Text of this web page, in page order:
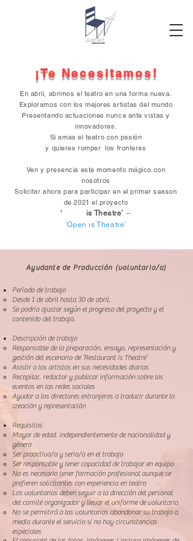
¡Te Necesitamos!
En abril, abrimos el teatro en una forma nueva.
Exploramos con los mejores artistas del mundo
Presentando actuaciones nunca ante vistas y
innovadores.
Si amas el teatro con pasión
y quieres romper los fronteras
Ven y presencia este momento mágico con
nosotros
Solicitar ahora para participar en el primer season
de 2021 el proyecto
‘ is Theatre’ --
‘Open is Theatre’
Ayudante de Producción (voluntario/a)
Período de trabajo
Desde 1 de abril hasta 30 de abril.
Se podría ajustar según el progreso del proyecto y el
contenido del trabajo.
Descripción de trabajo
Responsable de la preparación, ensayo, representación y
gestión del escenario de ’Restaurant is Theatre’
Asistir a los artistas en sus necesidades diarias
Recopilar, redactar y publicar información sobre los
eventos en las redes sociales
Ayudar a los directores extranjeros a traducir durante la
creación y representación
Requisitos
Mayor de edad, independientemente de nacionalidad y
género
Ser proactivo/a y serio/a en el trabajo
Ser responsable y tener capacidad de trabajar en equipo
No es necesario tener formación profesional aunque se
prefieren solicitantes con experiencia en teatro
Los voluntarios deben seguir a la dirección del personal
del comité organizador y llevar el uniforme de voluntario
No se permitirá a los voluntarios abandonar su trabajo a
medio durante el servicio si no hay circunstancias
especiales